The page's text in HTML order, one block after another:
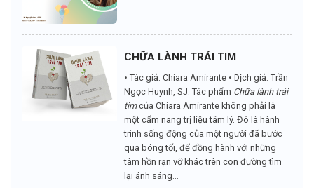
CHỮA LÀNH TRÁI TIM
• Tác giả: Chiara Amirante • Dịch giả: Trần
Ngọc Huynh, SJ. Tác phẩm Chữa lành trái
timcủa Chiara Amirante không phải là
một cẩm nang trị liệu tâm lý. Đó là hành
trình sống động của một người đã bước
qua bóng tối, để đồng hành với những
tâm hồn rạn vỡ khác trên con đường tìm
lại ánh sáng...